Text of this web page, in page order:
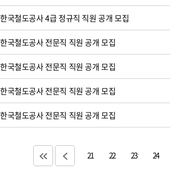
한국철도공사 4급 정규직 직원 공개 모집
한국철도공사 전문직 직원 공개 모집
한국철도공사 전문직 직원 공개 모집
한국철도공사 전문직 직원 공개 모집
한국철도공사 전문직 직원 공개 모집
21 22 23 24